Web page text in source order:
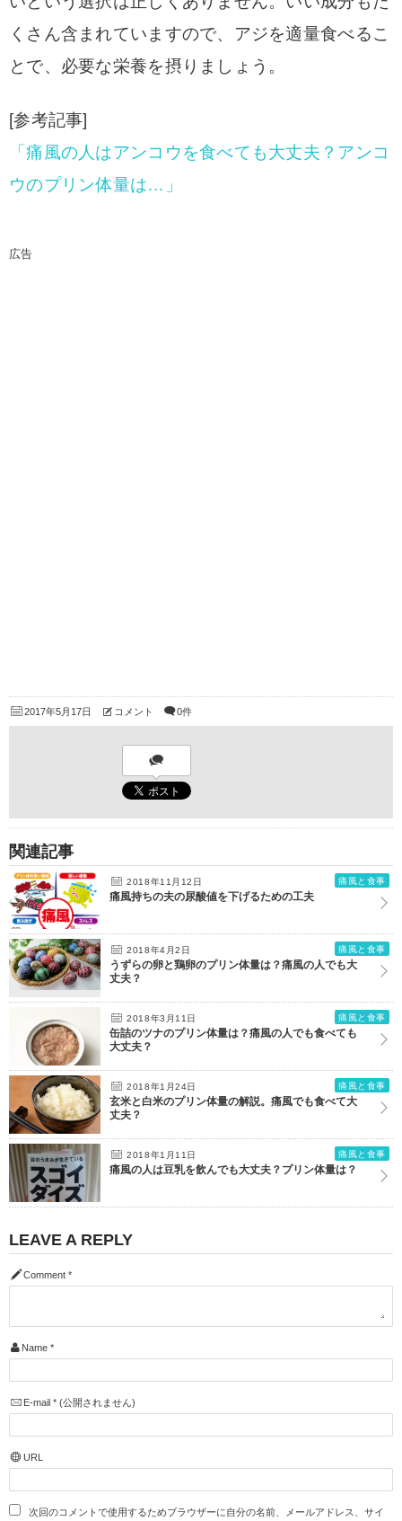
くさん含まれていますので、アジを適量食べるこ
とで、必要な栄養を摂りましょう。
[参考記事]
「痛風の人はアンコウを食べても大丈夫？アンコ
ウのプリン体量は…」
広告
2017年5月17日 コメント 0件
関連記事
2018年11月12日 痛風と食事
痛風持ちの夫の尿酸値を下げるための工夫
2018年4月2日 痛風と食事
うずらの卵と鶏卵のプリン体量は？痛風の人でも大
丈夫？
2018年3月11日 痛風と食事
缶詰のツナのプリン体量は？痛風の人でも食べても
大丈夫？
2018年1月24日 痛風と食事
玄米と白米のプリン体量の解説。痛風でも食べて大
丈夫？
2018年1月11日 痛風と食事
痛風の人は豆乳を飲んでも大丈夫？プリン体量は？
LEAVE A REPLY
Comment *
Name *
E-mail *(公開されません)
URL
次回のコメントで使用するためブラウザーに自分の名前、メールアドレス、サイ